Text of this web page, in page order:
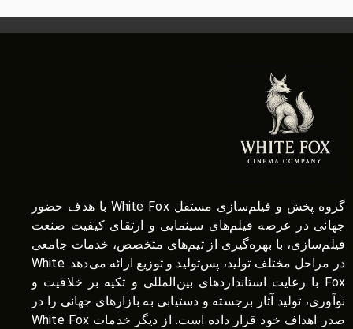
گروه پخش و فیلم‌سازی مستقل White Fox با هدف حضور
جهانی در عرصه فیلم‌های سینمایی و ارتقای کیفیت صنعت
فیلم‌سازی، با بهره‌گیری از تیم‌های متخصص، خدمات جامعی
در مراحل مختلف تولید، پس‌تولید و توزیع ارائه می‌دهد. White
Fox با رعایت استانداردهای بین‌المللی و تکیه بر خلاقیت و
نوآوری، تولید آثار برجسته و دستیابی به بازارهای جهانی را در
صدر اهداف خود قرار داده است. از دیگر خدمات White Fox